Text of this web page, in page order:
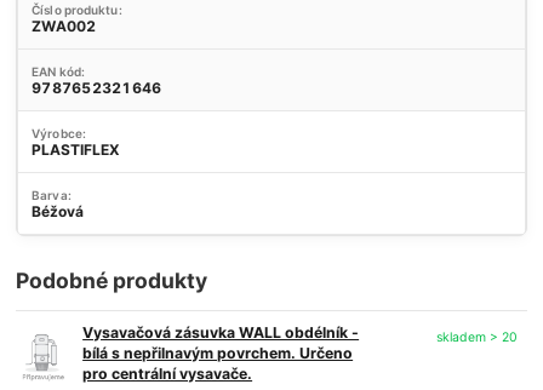
Číslo produktu:
ZWA002
EAN kód:
9787652321646
Výrobce:
PLASTIFLEX
Barva:
Béžová
Podobné produkty
Vysavačová zásuvka WALL obdélník -
bílá s nepřilnavým povrchem. Určeno
pro centrální vysavače.
skladem > 20